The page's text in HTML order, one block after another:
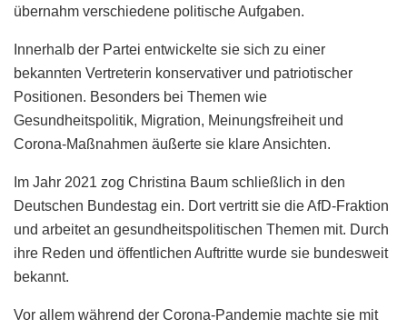
übernahm verschiedene politische Aufgaben.
Innerhalb der Partei entwickelte sie sich zu einer
bekannten Vertreterin konservativer und patriotischer
Positionen. Besonders bei Themen wie
Gesundheitspolitik, Migration, Meinungsfreiheit und
Corona-Maßnahmen äußerte sie klare Ansichten.
Im Jahr 2021 zog Christina Baum schließlich in den
Deutschen Bundestag ein. Dort vertritt sie die AfD-Fraktion
und arbeitet an gesundheitspolitischen Themen mit. Durch
ihre Reden und öffentlichen Auftritte wurde sie bundesweit
bekannt.
Vor allem während der Corona-Pandemie machte sie mit